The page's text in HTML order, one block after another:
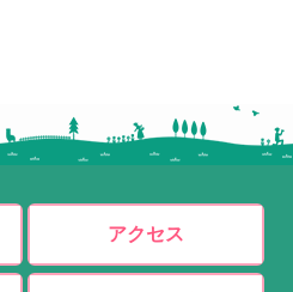
アクセス